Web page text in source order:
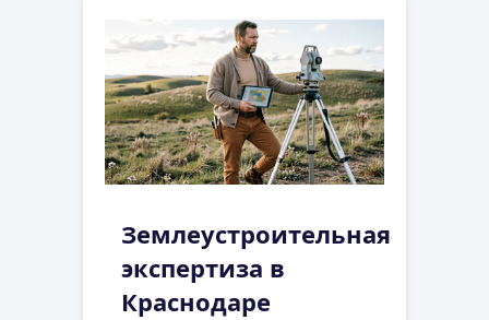
Землеустроительная
экспертиза в
Краснодаре